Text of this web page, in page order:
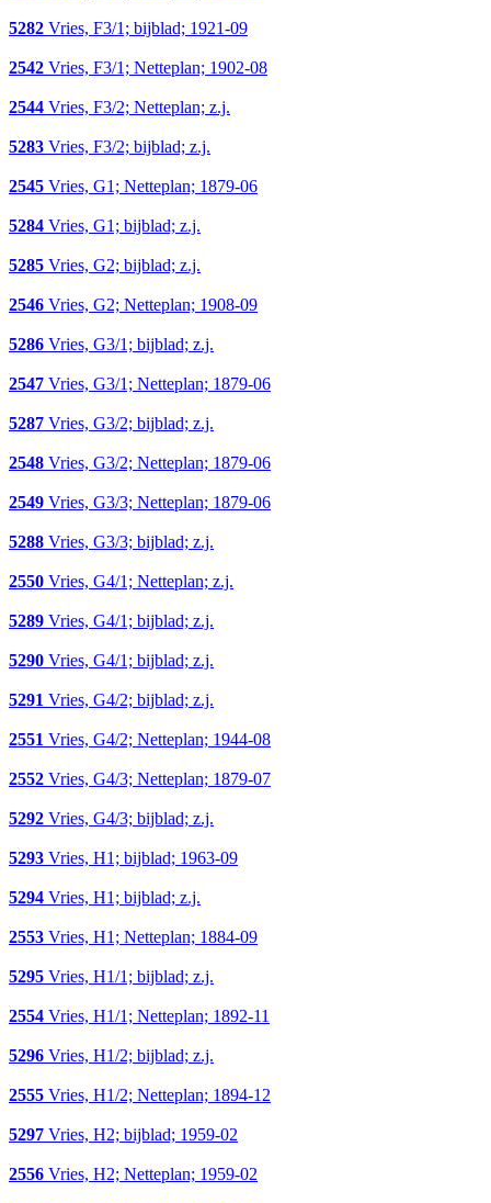
5282 Vries, F3/1; bijblad; 1921-09
2542 Vries, F3/1; Netteplan; 1902-08
2544 Vries, F3/2; Netteplan; z.j.
5283 Vries, F3/2; bijblad; z.j.
2545 Vries, G1; Netteplan; 1879-06
5284 Vries, G1; bijblad; z.j.
5285 Vries, G2; bijblad; z.j.
2546 Vries, G2; Netteplan; 1908-09
5286 Vries, G3/1; bijblad; z.j.
2547 Vries, G3/1; Netteplan; 1879-06
5287 Vries, G3/2; bijblad; z.j.
2548 Vries, G3/2; Netteplan; 1879-06
2549 Vries, G3/3; Netteplan; 1879-06
5288 Vries, G3/3; bijblad; z.j.
2550 Vries, G4/1; Netteplan; z.j.
5289 Vries, G4/1; bijblad; z.j.
5290 Vries, G4/1; bijblad; z.j.
5291 Vries, G4/2; bijblad; z.j.
2551 Vries, G4/2; Netteplan; 1944-08
2552 Vries, G4/3; Netteplan; 1879-07
5292 Vries, G4/3; bijblad; z.j.
5293 Vries, H1; bijblad; 1963-09
5294 Vries, H1; bijblad; z.j.
2553 Vries, H1; Netteplan; 1884-09
5295 Vries, H1/1; bijblad; z.j.
2554 Vries, H1/1; Netteplan; 1892-11
5296 Vries, H1/2; bijblad; z.j.
2555 Vries, H1/2; Netteplan; 1894-12
5297 Vries, H2; bijblad; 1959-02
2556 Vries, H2; Netteplan; 1959-02